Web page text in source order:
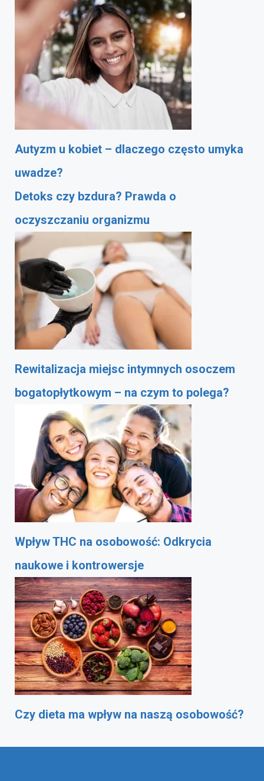
Autyzm u kobiet – dlaczego często umyka
uwadze?
Detoks czy bzdura? Prawda o
oczyszczaniu organizmu
Rewitalizacja miejsc intymnych osoczem
bogatopłytkowym – na czym to polega?
Wpływ THC na osobowość: Odkrycia
naukowe i kontrowersje
Czy dieta ma wpływ na naszą osobowość?